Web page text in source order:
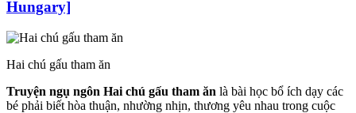
Hungary]
Hai chú gấu tham ăn
Truyện ngụ ngôn Hai chú gấu tham ăn là bài học bổ ích dạy các
bé phải biết hòa thuận, nhường nhịn, thương yêu nhau trong cuộc